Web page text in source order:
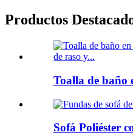
Productos
Toalla de baño
Sofá Poliéster